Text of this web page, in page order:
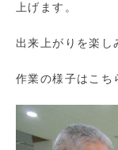
上げます。
出来上がりを楽し
作業の様子はこち